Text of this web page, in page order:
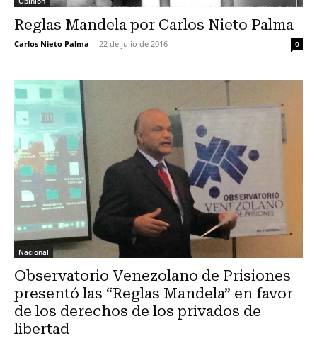
Reglas Mandela por Carlos Nieto Palma
Carlos Nieto Palma - 22 de julio de 2016 0
Nacional
Observatorio Venezolano de Prisiones
presentó las “Reglas Mandela” en favor
de los derechos de los privados de
libertad